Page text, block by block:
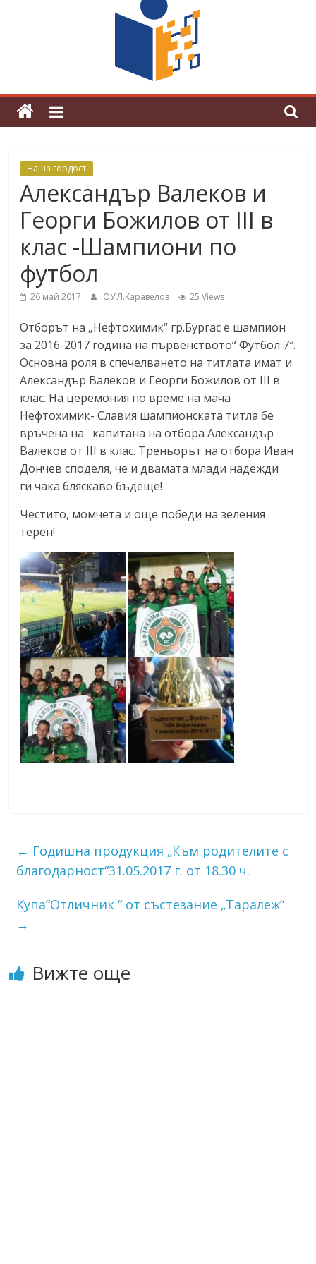
Магията на Андерсен оживя в ОУ
„Любен Каравелов“
Наша гордост
Александър Валеков и
Георги Божилов от III в
клас -Шампиони по
футбол
26 май 2017 ОУ Л.Каравелов 25 Views
Отборът на „Нефтохимик“ гр.Бургас е шампион
за 2016-2017 година на първенството“ Футбол 7″.
Основна роля в спечелването на титлата имат и
Александър Валеков и Георги Божилов от III в
клас. На церемония по време на мача
Нефтохимик- Славия шампионската титла бе
връчена на капитана на отбора Александър
Валеков от III в клас. Треньорът на отбора Иван
Дончев споделя, че и двамата млади надежди
ги чака бляскаво бъдеще!
Честито, момчета и още победи на зеления
терен!
← Годишна продукция „Към родителите с
благодарност“31.05.2017 г. oт 18.30 ч.
Купа“Отличник “ от състезание „Таралеж“
→
Вижте още